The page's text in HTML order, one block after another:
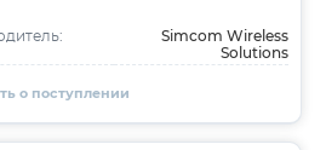
Simcom Wireless
Solutions
о поступлении